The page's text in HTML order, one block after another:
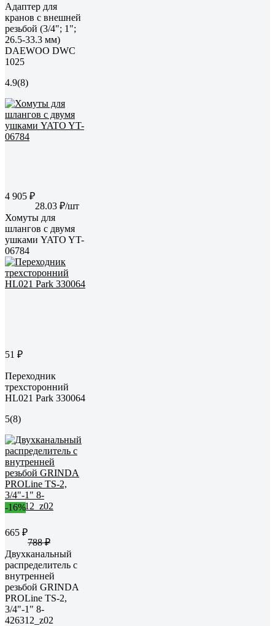
Адаптер для
кранов с внешней
резьбой (3/4"; 1";
26.5-33.3 мм)
DAEWOO DWC
1025
4.9(8)
4 905 ₽
28.03 ₽/шт
Хомуты для
шлангов с двумя
ушками YATO YT-
06784
51 ₽
Переходник
трехсторонний
HL021 Park 330064
5(8)
-16%
665 ₽
788 ₽
Двухканальный
распределитель с
внутренней
резьбой GRINDA
PROLine TS-2,
3/4"-1" 8-
426312_z02